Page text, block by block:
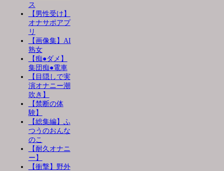
ス
【男性受け】
オナサポアプ
リ
【画像集】AI
熟女
【痴●ダメ】
集団痴●電車
【目隠しで実
演オナニー潮
吹き】
【禁断の体
験】
【総集編】ふ
つうのおんな
のこ
【耐久オナニ
ー】
【衝撃】野外